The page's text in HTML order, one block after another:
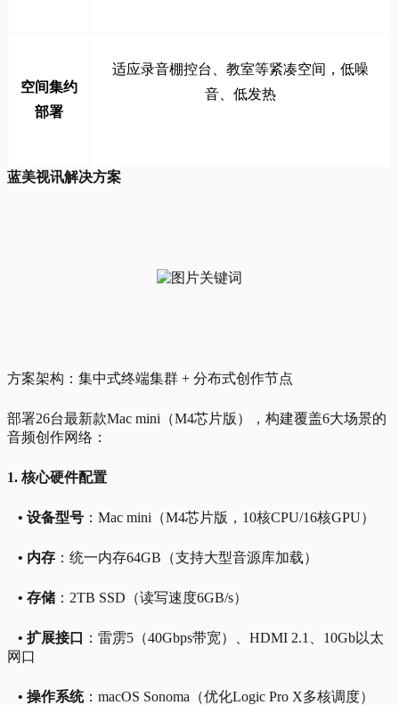
空间集约
部署
适应录音棚控台、教室等紧凑空间，低噪
音、低发热
蓝美视讯解决方案
方案架构：集中式终端集群 + 分布式创作节点
部署26台最新款Mac mini（M4芯片版），构建覆盖6大场景的
音频创作网络：
1. 核心硬件配置
• 设备型号 ：Mac mini（M4芯片版，10核CPU/16核GPU）
• 内存 ：统一内存64GB（支持大型音源库加载）
• 存储 ：2TB SSD（读写速度6GB/s）
• 扩展接口
：雷雳5（40Gbps带宽）、HDMI 2.1、10Gb以太
网口
• 操作系统：macOS Sonoma（优化Logic Pro X多核调度）